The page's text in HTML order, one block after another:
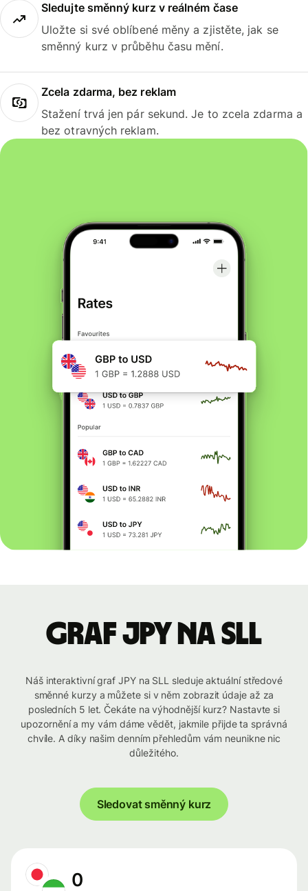
Sledujte směnný kurz v reálném čase
Uložte si své oblíbené měny a zjistěte, jak se
směnný kurz v průběhu času mění.
Zcela zdarma, bez reklam
Stažení trvá jen pár sekund. Je to zcela zdarma a
bez otravných reklam.
graf JPY na SLL
Náš interaktivní graf JPY na SLL sleduje aktuální středové
směnné kurzy a můžete si v něm zobrazit údaje až za
posledních 5 let. Čekáte na výhodnější kurz? Nastavte si
upozornění a my vám dáme vědět, jakmile přijde ta správná
chvíle. A díky našim denním přehledům vám neunikne nic
důležitého.
Sledovat směnný kurz
0